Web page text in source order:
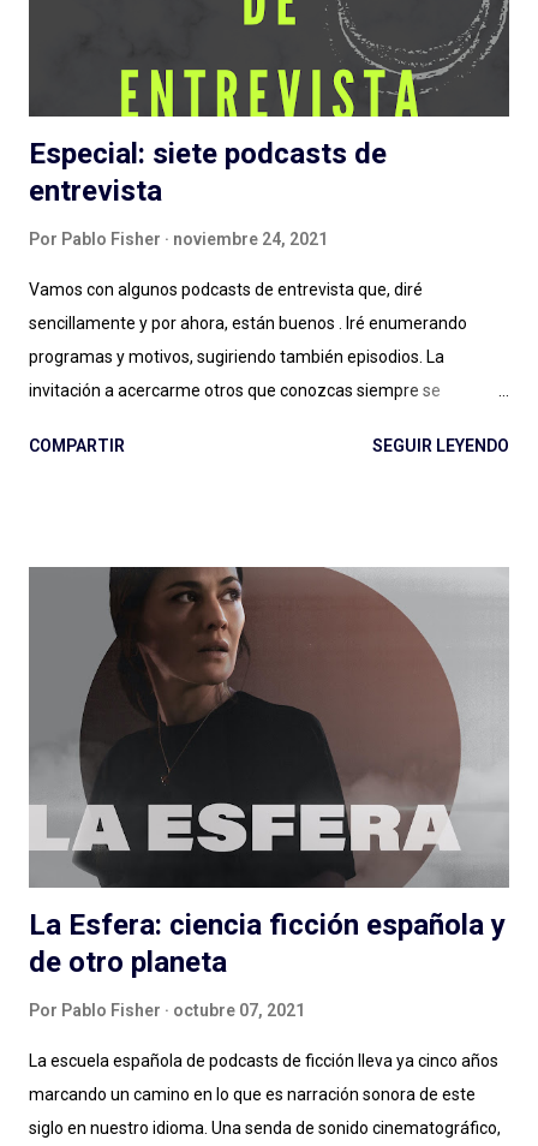
pandemia en la vida, primero, y del tema en general) en cuanto
Especial: siete podcasts de
entrevista
Por Pablo Fisher noviembre 24, 2021
Vamos con algunos podcasts de entrevista que, diré
sencillamente y por ahora, están buenos . Iré enumerando
programas y motivos, sugiriendo también episodios. La
invitación a acercarme otros que conozcas siempre se
se puede llegar a un podcast por la persona entrevistada, por
entrevista con dos hosts que hablan mucho puede salir bien? Si
escuchan, si preguntan, hacen reír, hacen pensar y logran
meter en zona sillón a todas las personas que pasan por el
ciclo, funciona muy bien lo que hacen Alejandro Cardona y
Sebastián Rojas en este podcast que parece de conversación
pero (por suerte) no lo es. Muchos minutos de entrevista
condensados en alrededor de una hora (y monedas) con
personas que podés conocer de una cosa y nos hablan de otra,
de una muy...
COMPARTIR SEGUIR LEYENDO
La Esfera: ciencia ficción española y
de otro planeta
Por Pablo Fisher octubre 07, 2021
La escuela española de podcasts de ficción lleva ya cinco años
marcando un camino en lo que es narración sonora de este
siglo en nuestro idioma. Una senda de sonido cinematográfico,